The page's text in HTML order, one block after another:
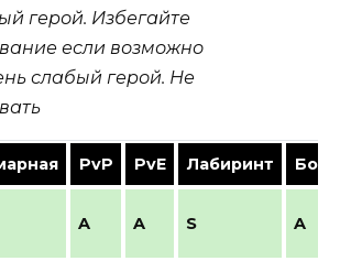
герой. Избегайте
если возможно
слабый герой. Не
PvP PvE Лабиринт
A A S A